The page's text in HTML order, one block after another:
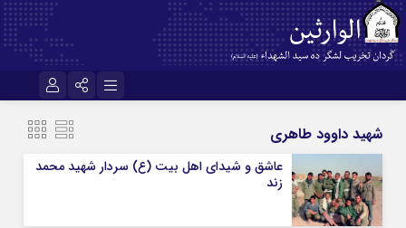
سروش
آپارات
رمز عبور
شهید داوود طاهری
عاشق و شیدای اهل بیت (ع) سردار شهید محمد
زند